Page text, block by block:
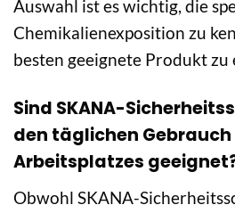
Auswahl ist es wichtig, die
Chemikalienexposition zu
besten geeignete Produkt
Sind SKANA-
den täglichen
Arbeitsplatzes
Obwohl SKANA-